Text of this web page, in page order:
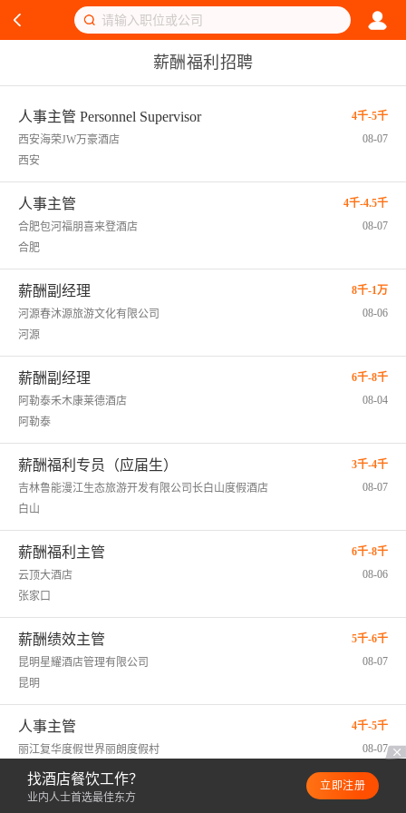
薪酬福利招聘
人事主管 Personnel Supervisor
4千-5千
西安海荣JW万豪酒店
08-07
西安
人事主管
4千-4.5千
合肥包河福朋喜来登酒店
08-07
合肥
薪酬副经理
8千-1万
河源春沐源旅游文化有限公司
08-06
河源
薪酬副经理
6千-8千
阿勒泰禾木康莱德酒店
08-04
阿勒泰
薪酬福利专员（应届生）
3千-4千
吉林鲁能漫江生态旅游开发有限公司长白山度假酒店
08-07
白山
薪酬福利主管
6千-8千
云顶大酒店
08-06
张家口
薪酬绩效主管
5千-6千
昆明星耀酒店管理有限公司
08-07
昆明
人事主管
4千-5千
丽江复华度假世界丽朗度假村
08-07
丽江
找酒店餐饮工作？
业内人士首选最佳东方
立即注册